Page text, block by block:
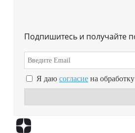
Подпишитесь и получайте
Я даю согласие на